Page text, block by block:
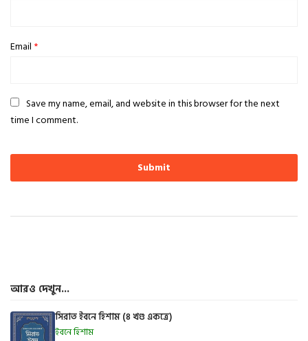
Email *
Save my name, email, and website in this browser for the next
time I comment.
আরও দেখুন...
সিরাত ইবনে হিশাম (৪ খণ্ড একত্রে)
ইবনে হিশাম